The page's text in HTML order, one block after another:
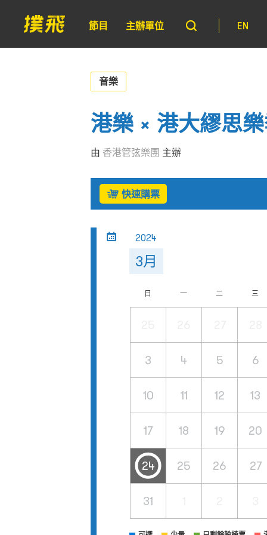
節目 主辦單位 EN
音樂
港樂 × 港大繆思
由 香港管弦樂團 主辦
快速購票
2024
3月
日 一 二 三
3 4 5 6
10 11 12 13
17 18 19 20
24 25 26 27
31